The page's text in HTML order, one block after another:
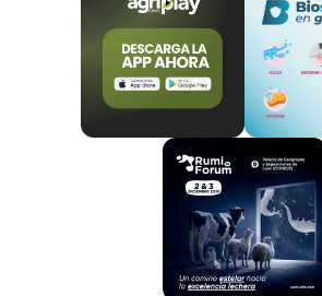
Recomendaciones del MAPA
El Ministerio de Agricultura, Pesca y
(MAPA) enfatiza que la EHE no
humanos. La enfermedad es de
obligatoria, según el Real Decreto
junio, que establece la lista de
animales de declaración obligatoria
notificación. Es obligatorio reportar
cualquier sospecha clínica en
(domésticas y silvestres) a los